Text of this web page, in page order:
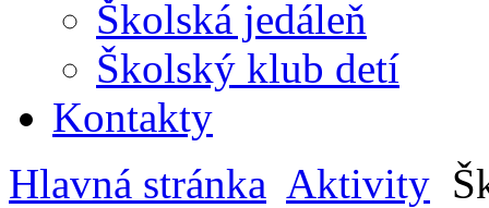
Školská jedáleň
Školský klub detí
Kontakty
Hlavná stránka Aktivity